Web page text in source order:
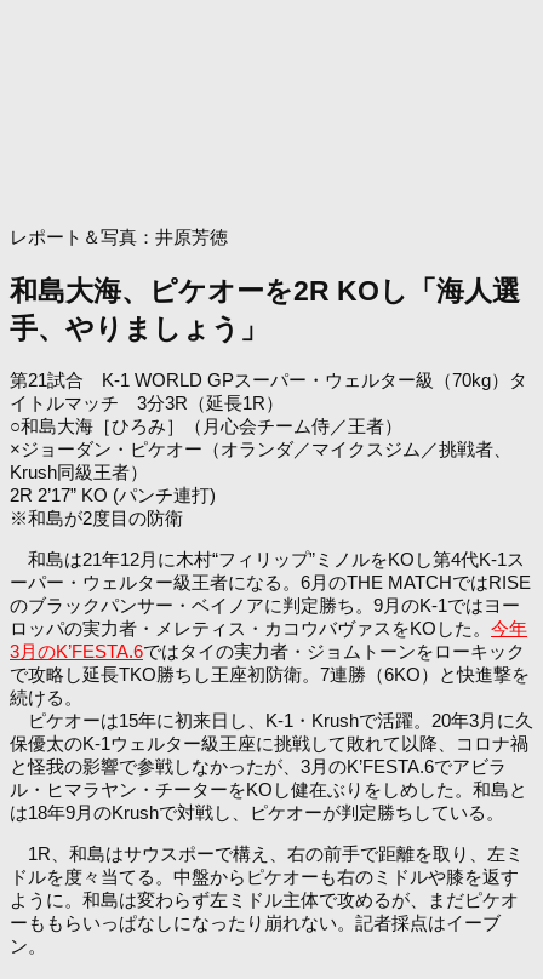
レポート＆写真：井原芳徳
和島大海、ピケオーを2R KOし「海人選
手、やりましょう」
第21試合 K-1 WORLD GPスーパー・ウェルター級（70kg）タ
イトルマッチ 3分3R（延長1R）
○和島大海［ひろみ］（月心会チーム侍／王者）
×ジョーダン・ピケオー （オランダ／マイクスジム／挑戦者、
Krush同級王者）
2R 2’17” KO (パンチ連打)
※和島が2度目の防衛
和島は21年12月に木村“フィリップ”ミノルをKOし第4代K-1ス
ーパー・ウェルター級王者になる。6月のTHE MATCHではRISE
のブラックパンサー・ベイノアに判定勝ち。9月のK-1ではヨー
ロッパの実力者・メレティス・カコウバヴァスをKOした。 今年
3月のK’FESTA.6ではタイの実力者・ジョムトーンをローキック
で攻略し延長TKO勝ちし王座初防衛。7連勝（6KO）と快進撃を
続ける。
ピケオーは15年に初来日し、K-1・Krushで活躍。20年3月に久
保優太のK-1ウェルター級王座に挑戦して敗れて以降、コロナ禍
と怪我の影響で参戦しなかったが、3月のK’FESTA.6でアビラ
ル・ヒマラヤン・チーターをKOし健在ぶりをしめした。和島と
は18年9月のKrushで対戦し、ピケオーが判定勝ちしている。
1R、和島はサウスポーで構え、右の前手で距離を取り、左ミ
ドルを度々当てる。中盤からピケオーも右のミドルや膝を返す
ように。和島は変わらず左ミドル主体で攻めるが、まだピケオ
ーももらいっぱなしになったり崩れない。記者採点はイーブ
ン。